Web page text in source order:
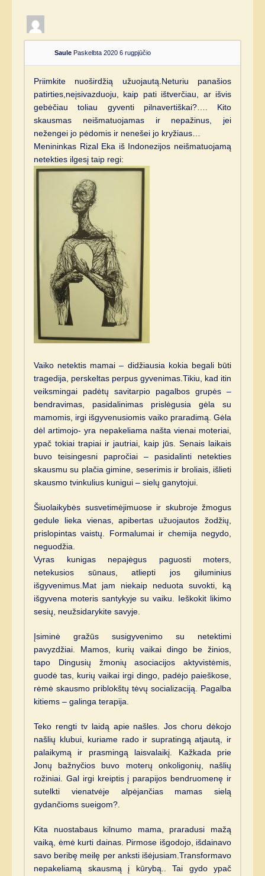
Saule Paskelbta 2020 6 rugpjūčio
Priimkite nuoširdžią užuojautą.Neturiu panašios
patirties,neįsivazduoju, kaip pati ištverčiau, ar išvis
gebėčiau toliau gyventi pilnavertiškai?…. Kito
skausmas neišmatuojamas ir nepažinus, jei
nežengei jo pėdomis ir nenešei jo kryžiaus…
Menininkas Rizal Eka iš Indonezijos neišmatuojamą
netekties ilgesį taip regi:
Vaiko netektis mamai – didžiausia kokia begali būti
tragedija, perskeltas perpus gyvenimas.Tikiu, kad itin
veiksmingai padėtų savitarpio pagalbos grupės –
bendravimas, pasidalinimas prislėgusia gėla su
mamomis, irgi išgyvenusiomis vaiko praradimą. Gėla
dėl artimojo- yra nepakeliama našta vienai moteriai,
ypač tokiai trapiai ir jautriai, kaip jūs. Senais laikais
buvo teisingesni papročiai – pasidalinti netekties
skausmu su plačia gimine, seserimis ir broliais, išlieti
skausmo tvinkulius kunigui – sielų ganytojui.
Šiuolaikybės susvetimėjimuose ir skubroje žmogus
gedule lieka vienas, apibertas užuojautos žodžių,
prislopintas vaistų. Formalumai ir chemija negydo,
neguodžia.
Vyras kunigas nepajėgus paguosti moters,
netekusios sūnaus, atliepti jos giluminius
išgyvenimus.Mat jam niekaip neduota suvokti, ką
išgyvena moteris santykyje su vaiku. Ieškokit likimo
sesių, neužsidarykite savyje.
Įsiminė gražūs susigyvenimo su netektimi
pavyzdžiai. Mamos, kurių vaikai dingo be žinios,
tapo Dingusių žmonių asociacijos aktyvistėmis,
guodė tas, kurių vaikai irgi dingo, padėjo paieškose,
rėmė skausmo priblokštų tėvų socializaciją. Pagalba
kitiems – galinga terapija.
Teko rengti tv laidą apie našles. Jos choru dėkojo
našlių klubui, kuriame rado ir supratingą atjautą, ir
palaikymą ir prasmingą laisvalaikį. Kažkada prie
Jonų bažnyčios buvo moterų onkoligonių, našlių
rožiniai. Gal irgi kreiptis į parapijos bendruomenę ir
sutelkti vienatvėje alpėjančias mamas sielą
gydančioms sueigom?.
Kita nuostabaus kilnumo mama, praradusi mažą
vaiką, ėmė kurti dainas. Pirmose išgodojo, išdainavo
savo beribę meilę per anksti išėjusiam.Transformavo
nepakeliamą skausmą į kūrybą.. Tai gydo ypač